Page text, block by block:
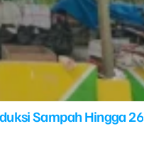
Sampah Hingga 26